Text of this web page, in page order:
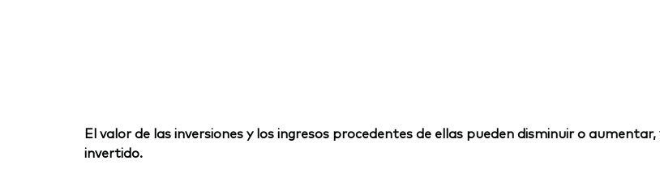
El valor de las inversiones y los ingresos procedentes de ellas pueden disminuir o
invertido.